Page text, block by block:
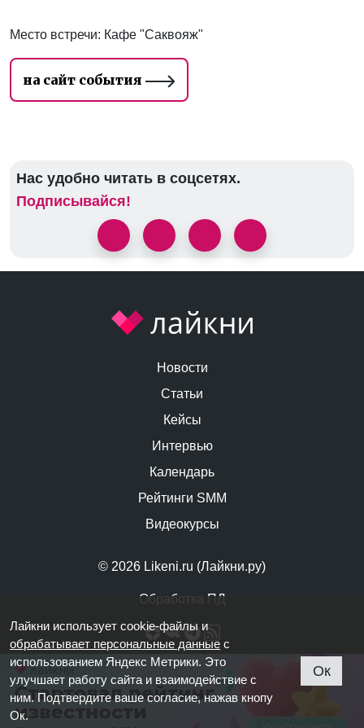
Место встречи: Кафе "Саквояж"
на сайт события
Нас удобно читать в соцсетях.
Подписывайся!
© 2026 Likeni.ru (Лайкни.ру)
Обработка ПД
Новости
Статьи
Кейсы
Интервью
Календарь
Рейтинги SMM
Видеокурсы
Лайкни использует cookie-файлы и
обрабатывает персональные данные с
использованием Яндекс Метрики. Это
улучшает работу сайта и взаимодействие с
ним. Подтвердите ваше согласие, нажав кнопу
Ок.
Ок